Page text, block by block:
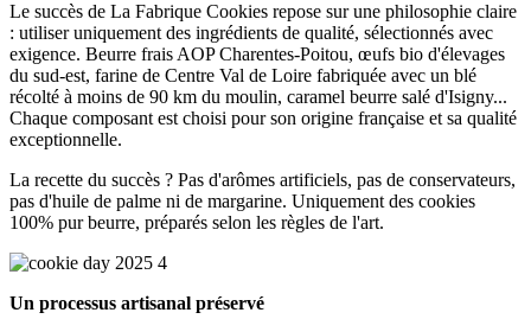
Le succès de La Fabrique Cookies repose sur une philosophie claire
: utiliser uniquement des ingrédients de qualité, sélectionnés avec
exigence. Beurre frais AOP Charentes-Poitou, œufs bio d'élevages
du sud-est, farine de Centre Val de Loire fabriquée avec un blé
récolté à moins de 90 km du moulin, caramel beurre salé d'Isigny...
Chaque composant est choisi pour son origine française et sa qualité
exceptionnelle.
La recette du succès ? Pas d'arômes artificiels, pas de conservateurs,
pas d'huile de palme ni de margarine. Uniquement des cookies
100% pur beurre, préparés selon les règles de l'art.
Un processus artisanal préservé